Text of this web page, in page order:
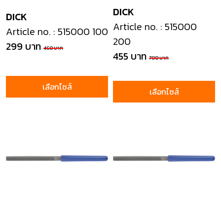
DICK
Article no. : 515000 100
299 บาท 460 บาท
เลือกไซส์
DICK
Article no. : 515000
200
455 บาท 700 บาท
เลือกไซส์